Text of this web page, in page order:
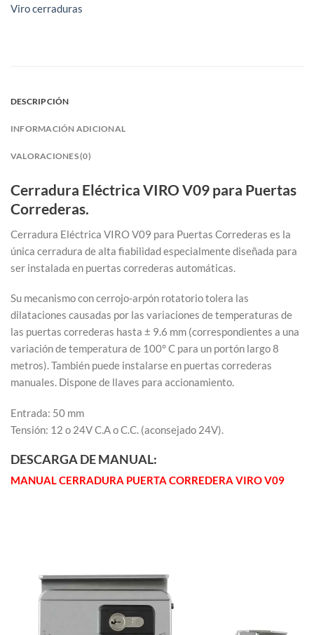
Viro cerraduras
DESCRIPCIÓN
INFORMACIÓN ADICIONAL
VALORACIONES (0)
Cerradura Eléctrica VIRO V09 para Puertas
Correderas.
Cerradura Eléctrica VIRO V09 para Puertas Correderas es la
única cerradura de alta fiabilidad especialmente diseñada para
ser instalada en puertas correderas automáticas.
Su mecanismo con cerrojo-arpón rotatorio tolera las
dilataciones causadas por las variaciones de temperaturas de
las puertas correderas hasta ± 9.6 mm (correspondientes a una
variación de temperatura de 100° C para un portón largo 8
metros). También puede instalarse en puertas correderas
manuales. Dispone de llaves para accionamiento.
Entrada: 50 mm
Tensión: 12 o 24V C.A o C.C. (aconsejado 24V).
DESCARGA DE MANUAL:
MANUAL CERRADURA PUERTA CORREDERA VIRO V09